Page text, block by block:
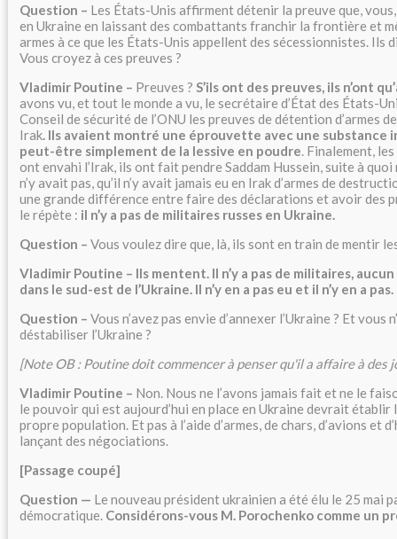
Question – Les États-Unis affirment détenir la preuve que,
en Ukraine en laissant des combattants franchir la frontière et
armes à ce que les États-Unis appellent des sécessionnistes. Ils
Vous croyez à ces preuves ?
Vladimir Poutine – Preuves ? S’ils ont des preuves, ils n’ont
avons vu, et tout le monde a vu, le secrétaire d’État des États-
Conseil de sécurité de l’ONU les preuves de détention d’armes
Irak. Ils avaient montré une éprouvette avec une substance
peut-être simplement de la lessive en poudre. Finalement,
ont envahi l’Irak, ils ont fait pendre Saddam Hussein, suite à quoi
n’y avait pas, qu’il n’y avait jamais eu en Irak d’armes de
une grande différence entre faire des déclarations et avoir des
le répète : il n’y a pas de militaires russes en Ukraine.
Question – Vous voulez dire que, là, ils sont en train de mentir
Vladimir Poutine – Ils mentent. Il n’y a pas de militaires,
dans le sud-est de l’Ukraine. Il n’y en a pas eu et il n’y en a pas.
Question – Vous n’avez pas envie d’annexer l’Ukraine ? Et vous
déstabiliser l’Ukraine ?
[Note OB : Poutine doit commencer à penser qu'il a affaire à des
Vladimir Poutine – Non. Nous ne l’avons jamais fait et ne le
le pouvoir qui est aujourd’hui en place en Ukraine devrait établir
propre population. Et pas à l’aide d’armes, de chars, d’avions et
lançant des négociations.
[Passage coupé]
Question — Le nouveau président ukrainien a été élu le 25 mai
démocratique. Considérons-vous M. Porochenko comme un